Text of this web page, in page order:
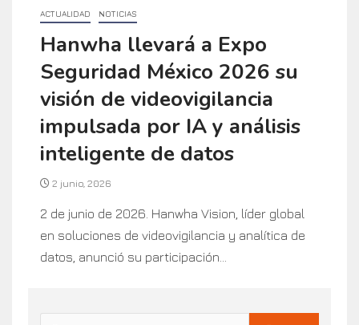
ACTUALIDAD NOTICIAS
Hanwha llevará a Expo
Seguridad México 2026 su
visión de videovigilancia
impulsada por IA y análisis
inteligente de datos
2 junio, 2026
2 de junio de 2026. Hanwha Vision, líder global
en soluciones de videovigilancia y analítica de
datos, anunció su participación...